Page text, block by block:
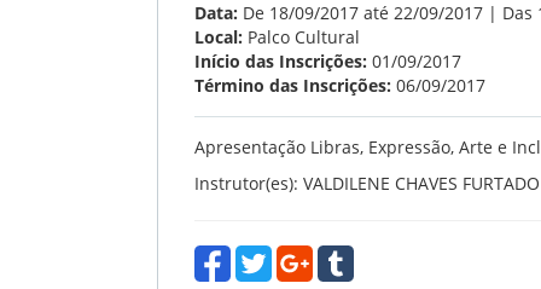
Data: De 18/09/2017 até 22/09/2017 | Das
Local: Palco Cultural
Início das Inscrições: 01/09/2017
Término das Inscrições: 06/09/2017
Apresentação Libras, Expressão, Arte e
Instrutor(es): VALDILENE CHAVES